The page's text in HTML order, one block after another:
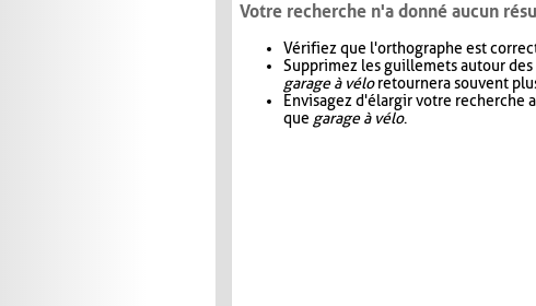
Votre recherche n'a donné aucun
Vérifiez que l'orthographe est
Supprimez les guillemets autour
garage à véloretournera souvent
Envisagez d'élargir votre recherche
que garage à vélo.